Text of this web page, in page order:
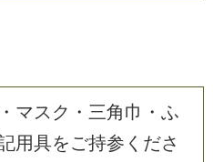
マスク・三角巾・ふ
用具をご持参くださ